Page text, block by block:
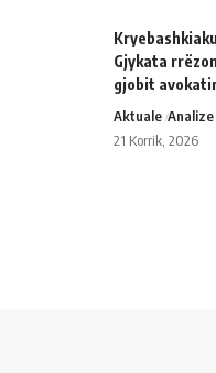
Gjykata
gjobit
Aktuale Analize
21 Korrik, 2026